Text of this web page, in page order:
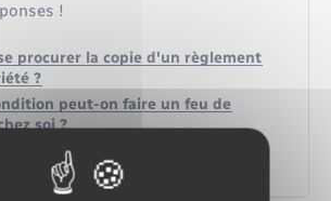
!
procurer la copie d'un règlement
?
peut-on faire un feu de
soi ?
de syndic : que deviennent les
de la copropriété ?